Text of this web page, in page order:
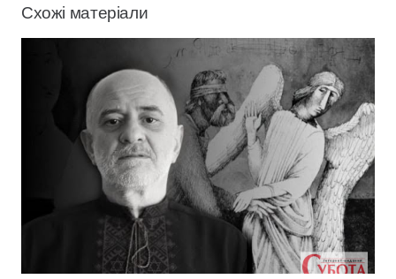
Схожі матеріали